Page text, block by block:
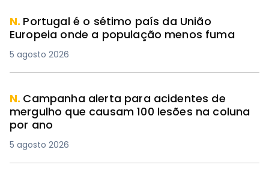
N. Portugal é o sétimo país da União
Europeia onde a população menos fuma
5 agosto 2026
N. Campanha alerta para acidentes de
mergulho que causam 100 lesões na coluna
por ano
5 agosto 2026